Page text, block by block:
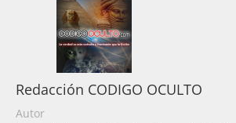
Redacción CODIGO OCULTO
Autor